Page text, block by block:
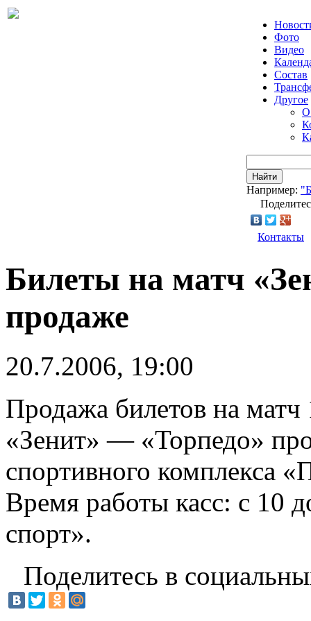
Фото
Видео
Состав
Другое
О
Найти
Например:
Контакты
Билеты на матч
продаже
20.7.2006, 19:00
Продажа билетов на матч
«Зенит» — «Торпедо»
спортивного комплекса
Время работы касс: с 10
спорт».
Поделитесь в